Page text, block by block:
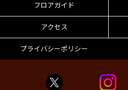
フロアガイド
アクセス
プライバシーポリシー